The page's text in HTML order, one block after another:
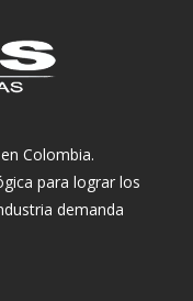
Colombia.
para lograr los
demanda